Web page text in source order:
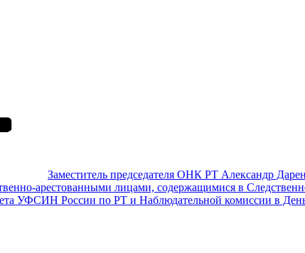
Заместитель председателя ОНК РТ Александр
арестованными лицами, содержащимися в
УФСИН России по РТ и Наблюдательной комиссии в